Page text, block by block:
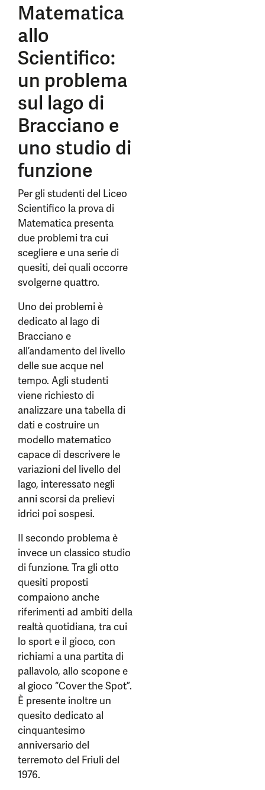
Matematica
allo
Scientifico:
un problema
sul lago di
Bracciano e
uno studio di
funzione
Per gli studenti del Liceo
Scientifico la prova di
Matematica presenta
due problemi tra cui
scegliere e una serie di
quesiti, dei quali occorre
svolgerne quattro.
Uno dei problemi è
dedicato al lago di
Bracciano e
all’andamento del livello
delle sue acque nel
tempo. Agli studenti
viene richiesto di
analizzare una tabella di
dati e costruire un
modello matematico
capace di descrivere le
variazioni del livello del
lago, interessato negli
anni scorsi da prelievi
idrici poi sospesi.
Il secondo problema è
invece un classico studio
di funzione. Tra gli otto
quesiti proposti
compaiono anche
riferimenti ad ambiti della
realtà quotidiana, tra cui
lo sport e il gioco, con
richiami a una partita di
pallavolo, allo scopone e
al gioco “Cover the Spot”.
È presente inoltre un
quesito dedicato al
cinquantesimo
anniversario del
terremoto del Friuli del
1976.